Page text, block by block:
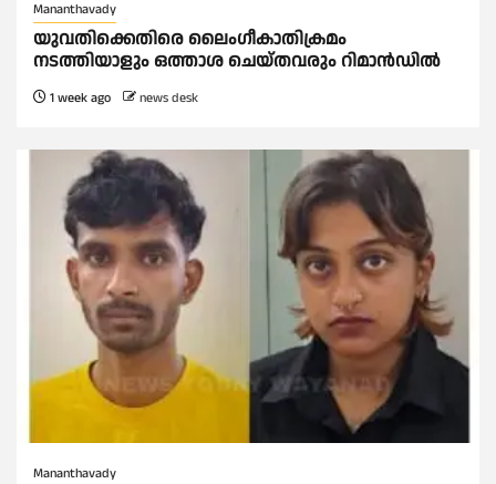
Mananthavady
യുവതിക്കെതിരെ ലൈംഗീകാതിക്രമം
നടത്തിയാളും ഒത്താശ ചെയ്തവരും റിമാൻഡിൽ
1 week ago news desk
Mananthavady